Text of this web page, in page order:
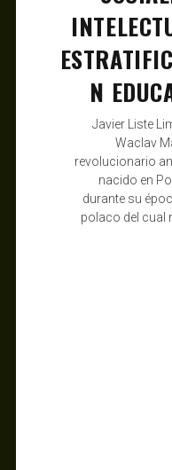
N
Javier Liste
Waclav
revolucionario
nacido en
durante su
polaco del cual